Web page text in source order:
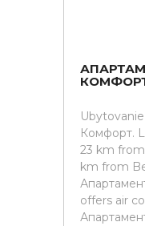
Комфорт.
23 km
km from
offers air